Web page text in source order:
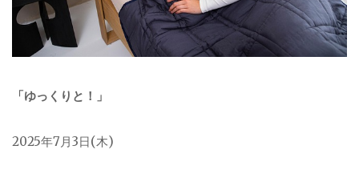
「ゆっくりと！」
2025年7月3日(木)